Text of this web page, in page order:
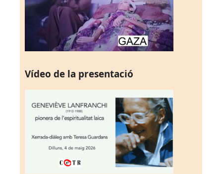
Vídeo de la presentació